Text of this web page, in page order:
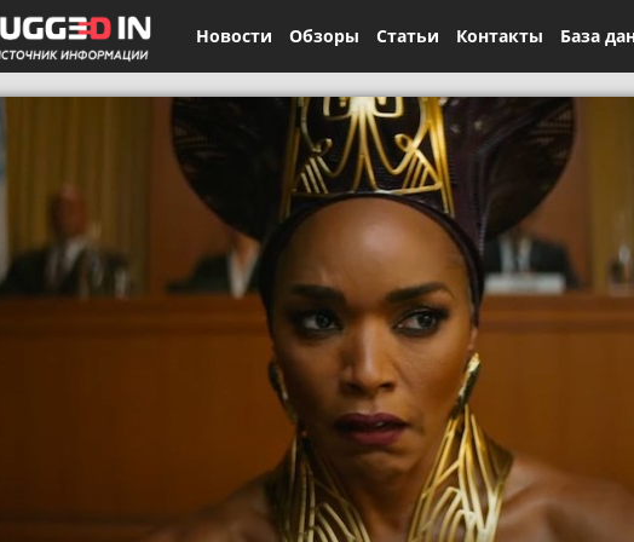
Новости Обзоры Статьи Контакты База